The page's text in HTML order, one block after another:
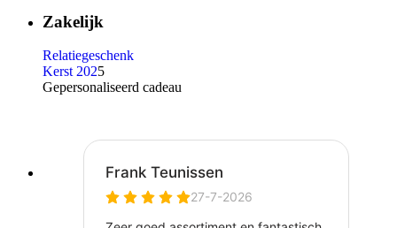
Zakelijk
Relatiegeschenk
Kerst 2025
Gepersonaliseerd cadeau